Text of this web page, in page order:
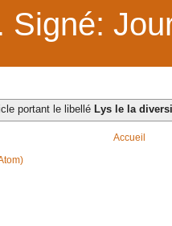
Signé:
portant le libellé Lys le la
Accueil